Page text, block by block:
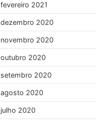
fevereiro 2021
dezembro 2020
novembro 2020
outubro 2020
setembro 2020
agosto 2020
julho 2020